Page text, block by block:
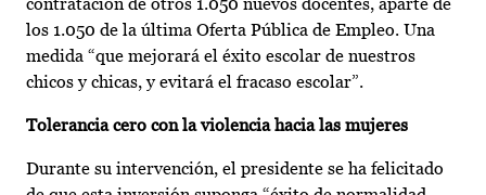
los 1.050 de la última Oferta Pública de Empleo. Una
medida “que mejorará el éxito escolar de nuestros
chicos y chicas, y evitará el fracaso escolar”.
Tolerancia cero con la violencia hacia las mujeres
Durante su intervención, el presidente se ha felicitado